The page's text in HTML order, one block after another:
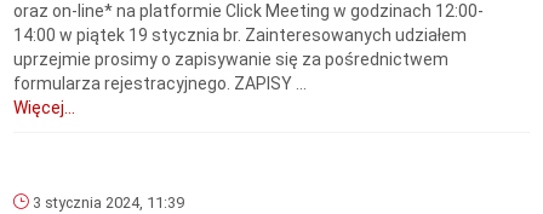
oraz on-line* na platformie Click Meeting w godzinach 12:00-
14:00 w piątek 19 stycznia br. Zainteresowanych udziałem
uprzejmie prosimy o zapisywanie się za pośrednictwem
formularza rejestracyjnego. ZAPISY ...
Więcej...
3 stycznia 2024, 11:39